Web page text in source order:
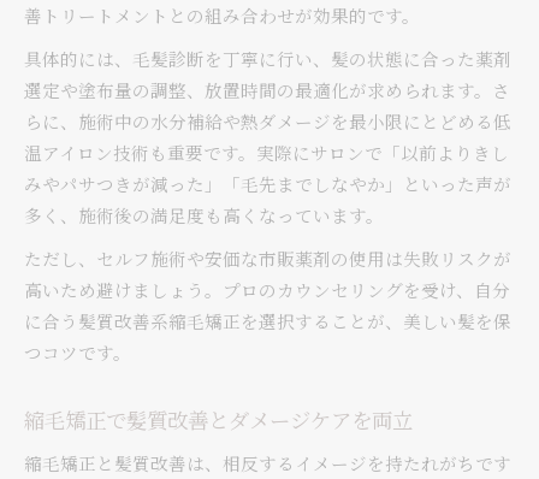
善トリートメントとの組み合わせが効果的です。
具体的には、毛髪診断を丁寧に行い、髪の状態に合った薬剤
選定や塗布量の調整、放置時間の最適化が求められます。さ
らに、施術中の水分補給や熱ダメージを最小限にとどめる低
温アイロン技術も重要です。実際にサロンで「以前よりきし
みやパサつきが減った」「毛先までしなやか」といった声が
多く、施術後の満足度も高くなっています。
ただし、セルフ施術や安価な市販薬剤の使用は失敗リスクが
高いため避けましょう。プロのカウンセリングを受け、自分
に合う髪質改善系縮毛矯正を選択することが、美しい髪を保
つコツです。
縮毛矯正で髪質改善とダメージケアを両立
縮毛矯正と髪質改善は、相反するイメージを持たれがちです